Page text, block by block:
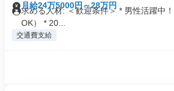
月給24万5000円～28万円
求める人材: ＜歓迎条件＞ * 男性活躍中
OK） * 20...
交通費支給